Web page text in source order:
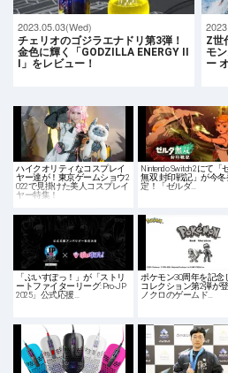
2023.05.03(Wed)
チェリオのゴジラエナドリ第3弾！
金色に輝く「GODZILLA ENERGY II
I」をレビュー！
Z世
モ
ー
ハイクオリティなコスプレイ
ヤー達が！東京ゲームショウ2
022で見掛けた美人コスプレイ
ヤー特集！
Nintendo Switch 2にて「
無双 封印戦記」が今冬
定！「ゼルダ…
「ぶいすぽっ！」が「ストリ
ートファイターリーグ: Pro-JP
2025」公式応援…
ポケモン30周年を記念
コレクション第2弾が
ノクロのゲームド…